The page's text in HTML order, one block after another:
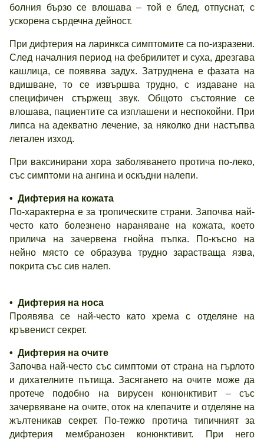
болния бързо се влошава – той е блед, отпуснат, с
ускорена сърдечна дейност.
При дифтерия на ларинкса симптомите са по-изразени.
След началния период на фебрилитет и суха, дрезгава
кашлица, се появява задух. Затруднена е фазата на
вдишване, то се извършва трудно, с издаване на
специфичен стържещ звук. Общото състояние се
влошава, пациентите са изплашени и неспокойни. При
липса на адекватно лечение, за няколко дни настъпва
летален изход.
При ваксинирани хора заболяването протича по-леко,
със симптоми на ангина и оскъдни налепи.
• Дифтерия на кожата
По-характерна е за тропическите страни. Започва най-
често като болезнено нараняване на кожата, което
прилича на зачервена гнойна пъпка. По-късно на
нейно място се образува трудно зарастваща язва,
покрита със сив налеп.
• Дифтерия на носа
Проявява се най-често като хрема с отделяне на
кръвенист секрет.
• Дифтерия на очите
Започва най-често със симптоми от страна на гърлото
и дихателните пътища. Засягането на очите може да
протече подобно на вирусен конюнктивит – със
зачервяване на очите, оток на клепачите и отделяне на
жълтеникав секрет. По-тежко протича типичният за
дифтерия мембранозен конюнктивит. При него